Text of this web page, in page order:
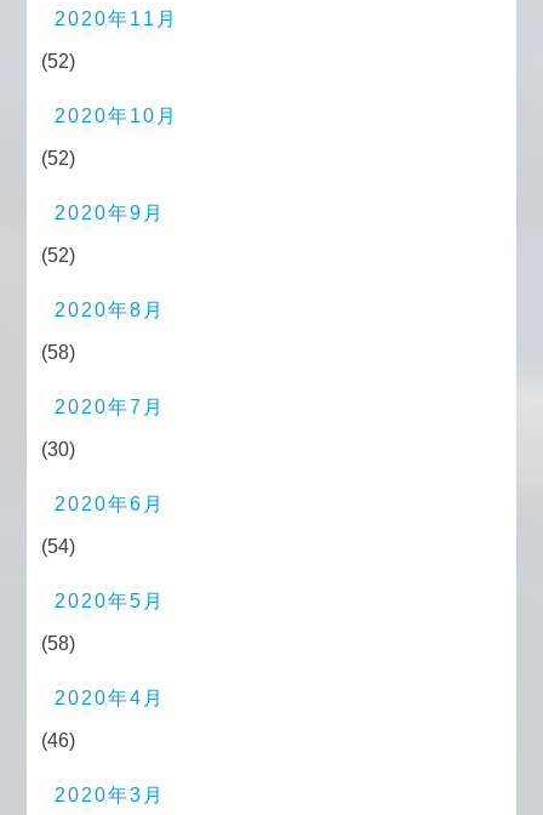
2020年11月
(52)
2020年10月
(52)
2020年9月
(52)
2020年8月
(58)
2020年7月
(30)
2020年6月
(54)
2020年5月
(58)
2020年4月
(46)
2020年3月